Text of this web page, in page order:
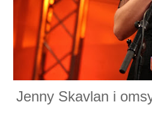
Jenny Skavlan i